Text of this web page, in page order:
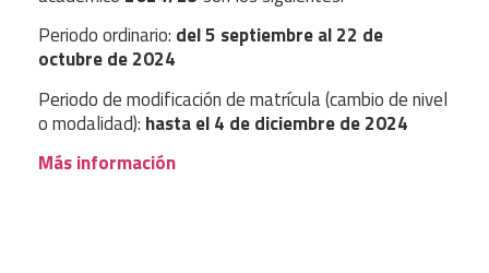
Periodo ordinario: del 5 septiembre al 22 de
octubre de 2024
Periodo de modificación de matrícula (cambio de nivel
o modalidad): hasta el 4 de diciembre de 2024
Más información